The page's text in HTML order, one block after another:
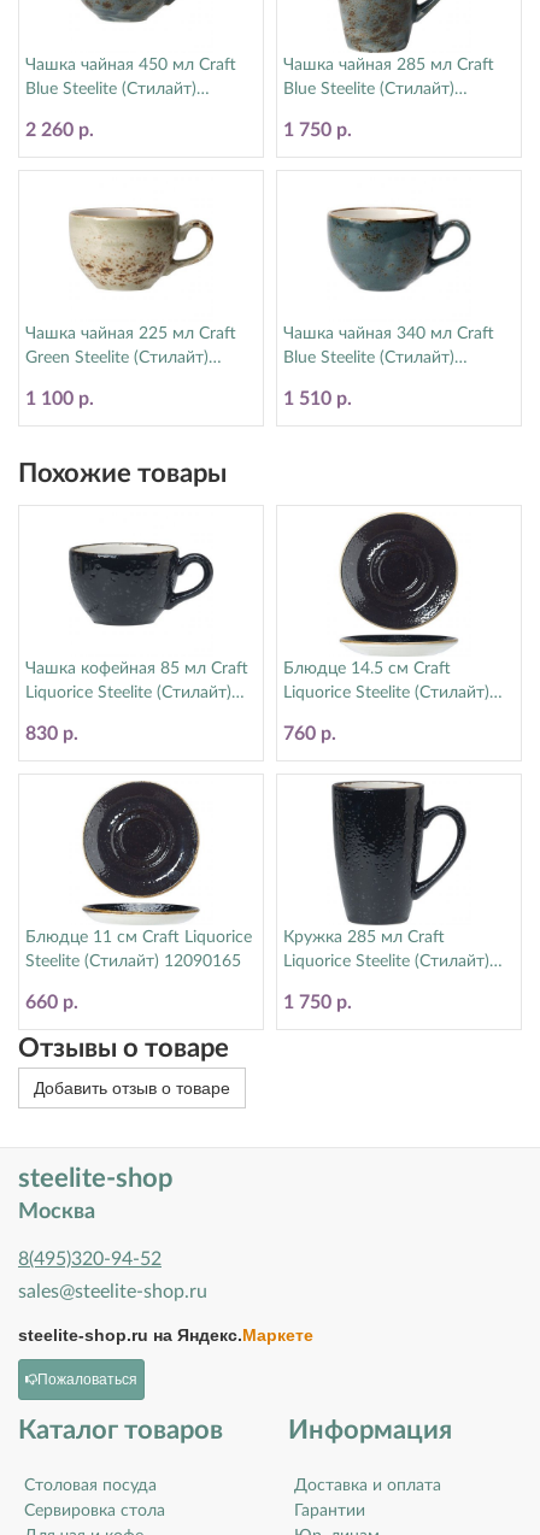
Чашка чайная 450 мл Craft
Blue Steelite (Стилайт)
2 260 р.
Чашка чайная 285 мл Craft
Blue Steelite (Стилайт)
1 750 р.
Чашка чайная 225 мл Craft
Green Steelite (Стилайт)
1 100 р.
Чашка чайная 340 мл Craft
Blue Steelite (Стилайт)
1 510 р.
Похожие товары
Чашка кофейная 85 мл Craft
Liquorice Steelite (Стилайт)
830 р.
Блюдце 14.5 см Craft
Liquorice Steelite (Стилайт)
760 р.
Блюдце 11 см Craft Liquorice
Steelite (Стилайт) 12090165
660 р.
Кружка 285 мл Craft
Liquorice Steelite (Стилайт)
1 750 р.
Отзывы о товаре
Добавить отзыв о товаре
steelite-shop
Москва
8(495)320-94-52
sales@steelite-shop.ru
steelite-shop.ru на Яндекс.Маркете
Пожаловаться
Каталог товаров
Столовая посуда
Сервировка стола
Информация
Доставка и оплата
Гарантии